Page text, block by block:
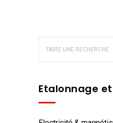
Etalonnage